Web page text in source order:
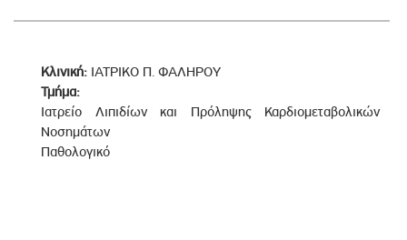
Κλινική: ΙΑΤΡΙΚΟ Π. ΦΑΛΗΡΟΥ
Τμήμα:
Ιατρείο Λιπιδίων και Πρόληψης Καρδιομεταβολικών
Νοσημάτων
Παθολογικό